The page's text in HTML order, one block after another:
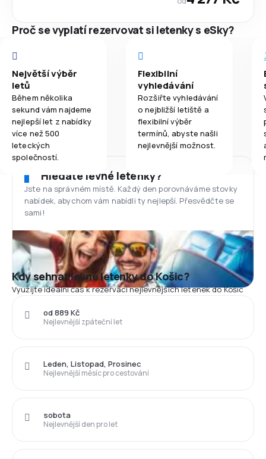
Proč se vyplatí rezervovat si letenky s eSky?
Největší výběr
letů
Během několika
sekund vám najdeme
nejlepší let z nabídky
více než 500
leteckých
společností.
Flexibilní
vyhledávání
Rozšiřte vyhledávání
o nejbližší letiště a
flexibilní výběr
termínů, abyste našli
nejlevnější možnost.
Hledáte levné letenky?
Jste na správném místě. Každý den porovnáváme stovky
nabídek, abychom vám nabídli ty nejlepší. Přesvědčte se
sami!
Kdy sehnat levné letenky do Košic?
Využijte ideální čas k rezervaci nejlevnějších letenek do Košic
Nejlevnější zpáteční let
od 889 Kč
Nejlevnější měsíc pro cestování
Leden, Listopad, Prosinec
Nejlevnější den pro let
sobota